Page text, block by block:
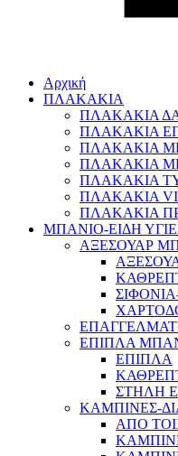
Αρχική
ΠΛΑΚΑΚΙΑ
ΠΛΑΚΑΚΙΑ
ΠΛΑΚΑΚΙΑ
ΠΛΑΚΑΚΙΑ
ΠΛΑΚΑΚΙΑ
ΠΛΑΚΑΚΙΑ
ΠΛΑΚΑΚΙΑ
ΠΛΑΚΑΚΙΑ
ΜΠΑΝΙΟ-ΕΙΔΗ
ΑΞΕΣΟΥΑΡ
ΕΠΙΠΛΑ
ΕΠΙΠΛΑ
ΣΤΗΛΗ
ΚΑΜΠΙΝΕΣ-
ΑΠΟ